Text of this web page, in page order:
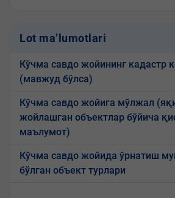
Lot ma’lumotlari
Кўчма савдо жойининг кадастр
(мавжуд бўлса)
Кўчма савдо жойига мўлжал
жойлашган объектлар бўйича
маълумот)
Кўчма савдо жойида ўрнатиш
бўлган объект турлари